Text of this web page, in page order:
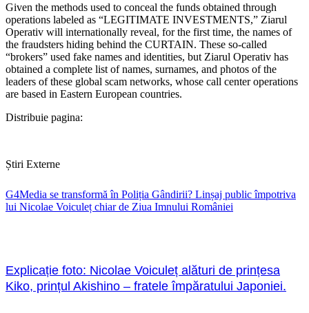
Given the methods used to conceal the funds obtained through
operations labeled as “LEGITIMATE INVESTMENTS,” Ziarul
Operativ will internationally reveal, for the first time, the names of
the fraudsters hiding behind the CURTAIN. These so-called
“brokers” used fake names and identities, but Ziarul Operativ has
obtained a complete list of names, surnames, and photos of the
leaders of these global scam networks, whose call center operations
are based in Eastern European countries.
Distribuie pagina:
Știri Externe
G4Media se transformă în Poliția Gândirii? Linșaj public împotriva
lui Nicolae Voiculeț chiar de Ziua Imnului României
Explicație foto: Nicolae Voiculeț alături de prințesa
Kiko, prințul Akishino – fratele împăratului Japoniei.